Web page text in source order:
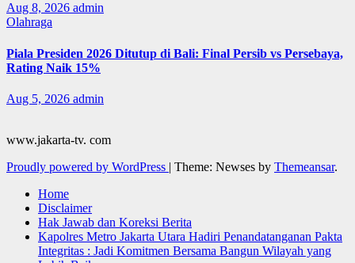
Aug 8, 2026 admin
Olahraga
Piala Presiden 2026 Ditutup di Bali: Final Persib vs Persebaya,
Rating Naik 15%
Aug 5, 2026 admin
www.jakarta-tv. com
Proudly powered by WordPress | Theme: Newses by Themeansar.
Home
Disclaimer
Hak Jawab dan Koreksi Berita
Kapolres Metro Jakarta Utara Hadiri Penandatanganan Pakta
Integritas : Jadi Komitmen Bersama Bangun Wilayah yang